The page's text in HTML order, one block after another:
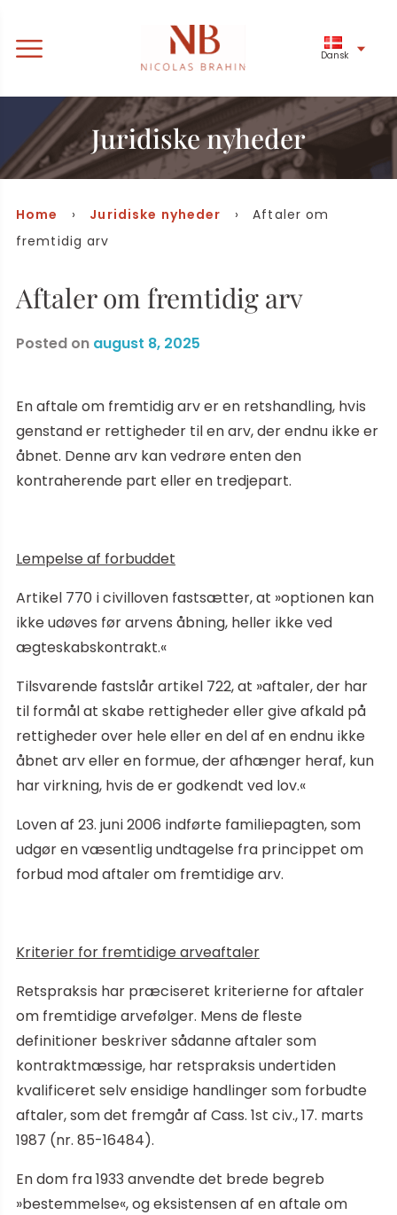
Dansk
Juridiske nyheder
Home › Juridiske nyheder › Aftaler om
fremtidig arv
Aftaler om fremtidig arv
Posted on august 8, 2025
En aftale om fremtidig arv er en retshandling, hvis
genstand er rettigheder til en arv, der endnu ikke er
åbnet. Denne arv kan vedrøre enten den
kontraherende part eller en tredjepart.
Lempelse af forbuddet
Artikel 770 i civilloven fastsætter, at »optionen kan
ikke udøves før arvens åbning, heller ikke ved
ægteskabskontrakt.«
Tilsvarende fastslår artikel 722, at »aftaler, der har
til formål at skabe rettigheder eller give afkald på
rettigheder over hele eller en del af en endnu ikke
åbnet arv eller en formue, der afhænger heraf, kun
har virkning, hvis de er godkendt ved lov.«
Loven af 23. juni 2006 indførte familiepagten, som
udgør en væsentlig undtagelse fra princippet om
forbud mod aftaler om fremtidige arv.
Kriterier for fremtidige arveaftaler
Retspraksis har præciseret kriterierne for aftaler
om fremtidige arvefølger. Mens de fleste
definitioner beskriver sådanne aftaler som
kontraktmæssige, har retspraksis undertiden
kvalificeret selv ensidige handlinger som forbudte
aftaler, som det fremgår af Cass. 1st civ., 17. marts
1987 (nr. 85-16484).
En dom fra 1933 anvendte det brede begreb
»bestemmelse«, og eksistensen af en aftale om